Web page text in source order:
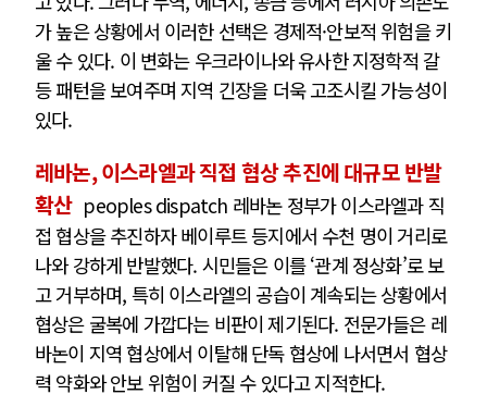
가 높은 상황에서 이러한 선택은 경제적·안보적 위험을 키
울 수 있다. 이 변화는 우크라이나와 유사한 지정학적 갈
등 패턴을 보여주며 지역 긴장을 더욱 고조시킬 가능성이
있다.
레바논, 이스라엘과 직접 협상 추진에 대규모 반발
확산 peoples dispatch 레바논 정부가 이스라엘과 직
접 협상을 추진하자 베이루트 등지에서 수천 명이 거리로
나와 강하게 반발했다. 시민들은 이를 ‘관계 정상화’로 보
고 거부하며, 특히 이스라엘의 공습이 계속되는 상황에서
협상은 굴복에 가깝다는 비판이 제기된다. 전문가들은 레
바논이 지역 협상에서 이탈해 단독 협상에 나서면서 협상
력 약화와 안보 위험이 커질 수 있다고 지적한다.